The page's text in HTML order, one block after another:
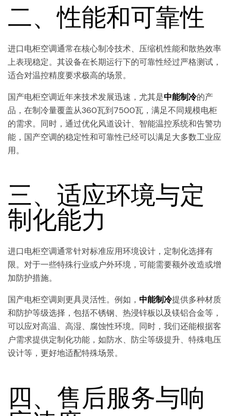
二、性能和可靠性
进口电柜空调通常在核心制冷技术、压缩机性能和散热效率
上表现稳定。其设备在长期运行下的可靠性经过严格测试，
适合对温控精度要求极高的场景。
国产电柜空调近年来技术发展迅速，尤其是中能制冷的产
品，在制冷量覆盖从360瓦到7500瓦，满足不同规模电柜
的需求。同时，通过优化风道设计、智能温控系统和告警功
能，国产空调的稳定性和可靠性已经可以满足大多数工业应
用。
三、适应环境与定
制化能力
进口电柜空调通常针对标准应用环境设计，定制化选择有
限。对于一些特殊行业或户外环境，可能需要额外改造或增
加防护措施。
国产电柜空调则更具灵活性。例如， 中能制冷提供多种材质
和防护等级选择，包括不锈钢、热浸锌板以及镁铝合金等，
可以应对高温、高湿、腐蚀性环境。同时，我们还能根据客
户需求提供定制化功能，如防水、防尘等级提升、特殊电压
设计等，更好地适配特殊场景。
四、售后服务与响